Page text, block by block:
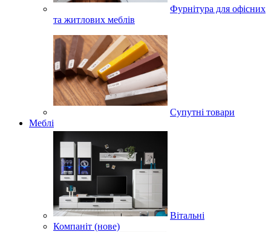
Фурнітура для офісних
та житлових меблів
Супутні товари
Меблі
Вітальні
Компаніт (нове)